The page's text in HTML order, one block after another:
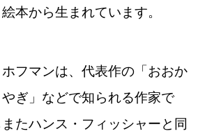
本から生まれています。
フマンは、代表作の「おおか
ぎ」などで知られる作家で
たハンス・フィッシャーと同